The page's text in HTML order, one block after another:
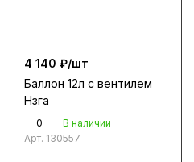
4 140 ₽/шт
Баллон 12л с вентилем
Нзга
0
В наличии
Арт. 130557